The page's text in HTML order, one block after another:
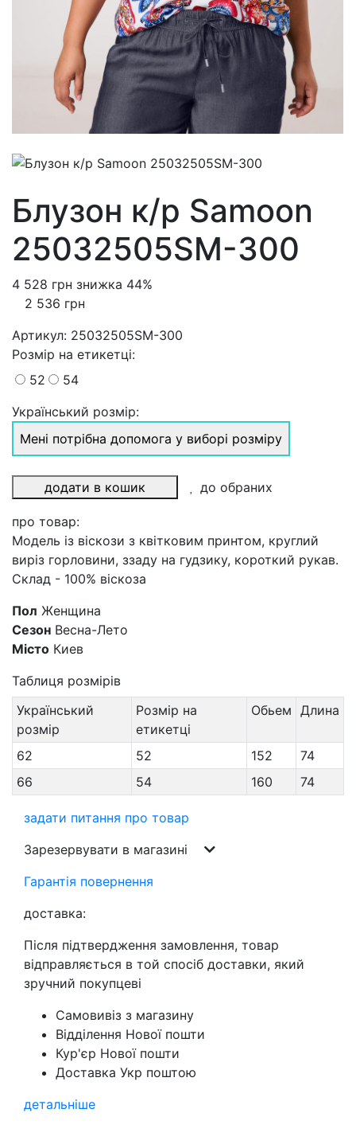
Блузон к/р Samoon
25032505SM-300
4 528 грн знижка 44%
2 536 грн
Артикул: 25032505SM-300
Розмiр на етикетці:
52
54
Український розмір:
Мені потрібна допомога у виборі розміру
додати в кошик до обраних
про товар:
Модель із віскози з квітковим принтом, круглий
виріз горловини, ззаду на гудзику, короткий рукав.
Склад - 100% віскоза
Пол Женщина
Сезон Весна-Лето
Місто Киев
Таблиця розмірів
Український
розмір
Розмір на
етикетці
Обьем Длина
62 52 152
74
66
54 160 74
задати питання про товар
Зарезервувати в магазині
Гарантія повернення
доставка:
Після підтвердження замовлення, товар
відправляється в той спосіб доставки, який
зручний покупцеві
Самовивіз з магазину
Відділення Нової пошти
Кур'єр Нової пошти
Доставка Укр поштою
детальніше